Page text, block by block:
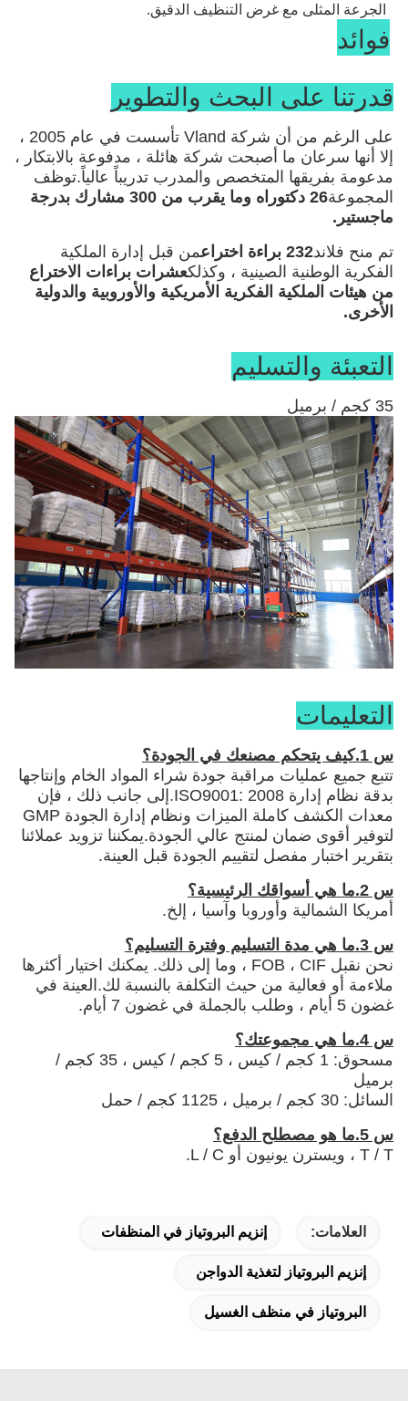
في الطور السائل ، وبهذه الطريقة تتم إزالة البقع البروتينية.
الجرعة المثلى مع غرض التنظيف الدقيق.
فوائد
الصوديوم
* حالة غسيل معتدلة وأضرار أقل للأقمشة
قدرتنا على البحث والتطوير
على الرغم من أن شركة Vland تأسست في عام 2005 ،
إلا أنها سرعان ما أصبحت شركة هائلة ، مدفوعة بالابتكار ،
مدعومة بفريقها المتخصص والمدرب تدريباً عالياً.توظف
المجموعة
26 دكتوراه وما يقرب من 300 مشارك بدرجة
ماجستير.
تم منح فلاند232 براءة اختراع
من قبل إدارة الملكية
الفكرية الوطنية الصينية ، وكذلكعشرات براءات الاختراع
من هيئات الملكية الفكرية الأمريكية والأوروبية والدولية
الأخرى.
التعبئة والتسليم
35 كجم / برميل
التعليمات
س 1.كيف يتحكم مصنعك في الجودة؟
تتبع جميع عمليات مراقبة جودة شراء المواد الخام وإنتاجها
بدقة نظام إدارة ISO9001: 2008.إلى جانب ذلك ، فإن
معدات الكشف كاملة الميزات ونظام إدارة الجودة GMP
لتوفير أقوى ضمان لمنتج عالي الجودة.يمكننا تزويد عملائنا
بتقرير اختبار مفصل لتقييم الجودة قبل العينة.
س 2.ما هي أسواقك الرئيسية؟
أمريكا الشمالية وأوروبا وآسيا ، إلخ.
س 3.ما هي مدة التسليم وفترة التسليم؟
نحن نقبل FOB ، CIF ، وما إلى ذلك. يمكنك اختيار أكثرها
ملاءمة أو فعالية من حيث التكلفة بالنسبة لك.العينة في
غضون 5 أيام ، وطلب بالجملة في غضون 7 أيام.
س 4.ما هي مجموعتك؟
مسحوق: 1 كجم / كيس ، 5 كجم / كيس ، 35 كجم /
برميل
السائل: 30 كجم / برميل ، 1125 كجم / حمل
س 5.ما هو مصطلح الدفع؟
T / T ، ويسترن يونيون أو L / C.
العلامات: إنزيم البروتياز في المنظفات
إنزيم البروتياز لتغذية الدواجن
البروتياز في منظف الغسيل